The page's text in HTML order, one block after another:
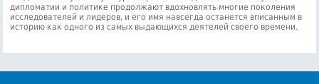
дипломатии и политике продолжают вдохновлять многие поколения
исследователей и лидеров, и его имя навсегда останется вписанным в
историю как одного из самых выдающихся деятелей своего времени.